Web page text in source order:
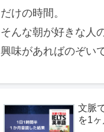
だけの時間。
そんな朝が好きな人
興味があればのぞい
文脈
を1